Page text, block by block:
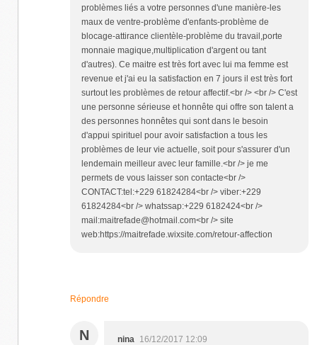
problèmes liés a votre personnes d'une manière-les
maux de ventre-problème d'enfants-problème de
blocage-attirance clientèle-problème du travail,porte
monnaie magique,multiplication d'argent ou tant
d'autres). Ce maitre est très fort avec lui ma femme est
revenue et j'ai eu la satisfaction en 7 jours il est très fort
surtout les problèmes de retour affectif.<br /> <br /> C'est
une personne sérieuse et honnête qui offre son talent a
des personnes honnêtes qui sont dans le besoin
d'appui spirituel pour avoir satisfaction a tous les
problèmes de leur vie actuelle, soit pour s'assurer d'un
lendemain meilleur avec leur famille.<br /> je me
permets de vous laisser son contacte<br />
CONTACT:tel:+229 61824284<br /> viber:+229
61824284<br /> whatssap:+229 6182424<br />
mail:maitrefade@hotmail.com<br /> site
web:https://maitrefade.wixsite.com/retour-affection
Répondre
N nina
16/12/2017 12:09